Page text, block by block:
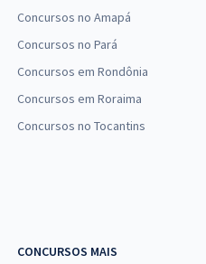
Concursos no Amapá
Concursos no Pará
Concursos em Rondônia
Concursos em Roraima
Concursos no Tocantins
CONCURSOS MAIS